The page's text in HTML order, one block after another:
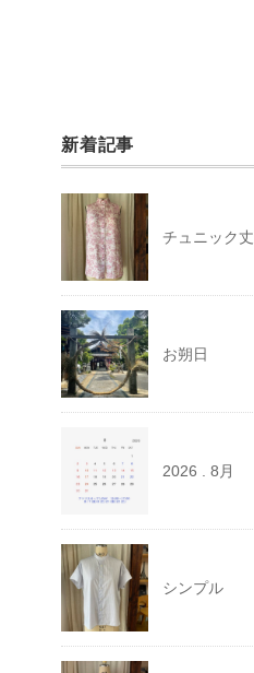
新着記事
チュニック丈
お朔日
2026 . 8月
シンプル